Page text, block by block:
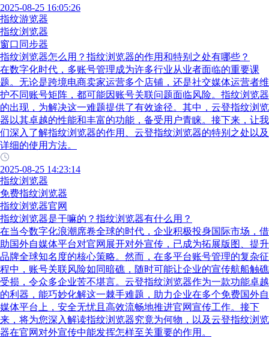
2025-08-25 16:05:26
指纹游览器
指纹浏览器
窗口同步器
指纹浏览器怎么用？指纹浏览器的作用和特别之处有哪些？
在数字化时代，多账号管理成为许多行业从业者面临的重要课
题。无论是跨境电商卖家运营多个店铺，还是社交媒体运营者维
护不同账号矩阵，都可能因账号关联问题面临风险。指纹浏览器
的出现，为解决这一难题提供了有效途径。其中，云登指纹浏览
器以其卓越的性能和丰富的功能，备受用户青睐。接下来，让我
们深入了解指纹浏览器的作用、云登指纹浏览器的特别之处以及
详细的使用方法。​
2025-08-25 14:23:14
指纹浏览器
免费指纹浏览器
指纹浏览器官网
指纹浏览器是干嘛的？指纹浏览器有什么用？
在当今数字化浪潮席卷全球的时代，企业积极投身国际市场，借
助国外自媒体平台对官网展开对外宣传，已成为拓展版图、提升
品牌全球知名度的核心策略。然而，在多平台账号管理的复杂征
程中，账号关联风险如同暗礁，随时可能让企业的宣传航船触礁
受损，令众多企业苦不堪言。云登指纹浏览器作为一款功能卓越
的利器，能巧妙化解这一棘手难题，助力企业在多个免费国外自
媒体平台上，安全无忧且高效流畅地推进官网宣传工作。接下
来，将为您深入解读指纹浏览器究竟为何物，以及云登指纹浏览
器在官网对外宣传中能发挥怎样至关重要的作用。